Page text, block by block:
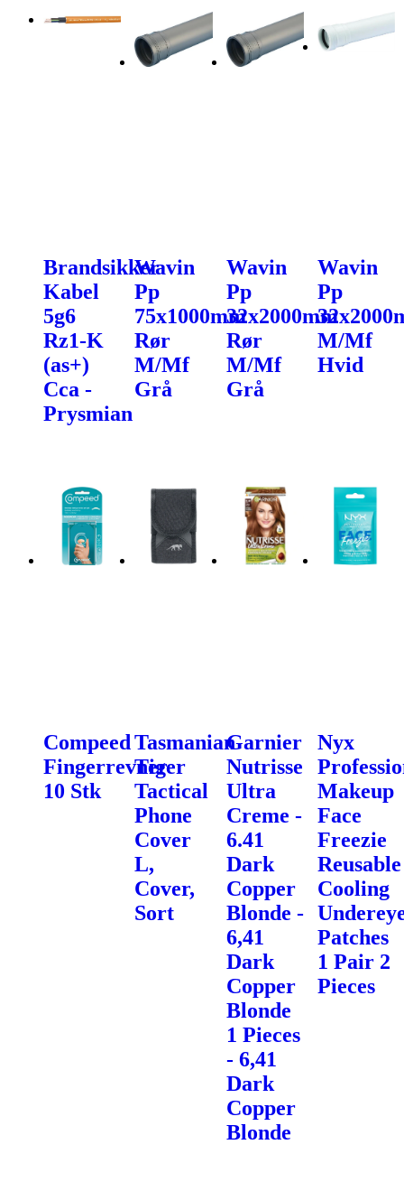
Brandsikker
Kabel
5g6
Rz1-K
(as+)
Cca -
Prysmian
Wavin
Pp
75x1000mm
Rør
M/Mf
Grå
Wavin
Pp
32x2000mm
Rør
M/Mf
Grå
Wavin
Pp
M/Mf
Hvid
Compeed
Fingerrevner
10 Stk
Tasmanian
Tiger
Tactical
Phone
Cover
L,
Cover,
Sort
Garnier
Nutrisse
Ultra
Creme -
6.41
Dark
Copper
Blonde -
6,41
Dark
Copper
Blonde
1 Pieces
- 6,41
Dark
Copper
Blonde
Nyx
Makeup
Face
Freezie
Reusable
Cooling
Patches
1 Pair 2
Pieces